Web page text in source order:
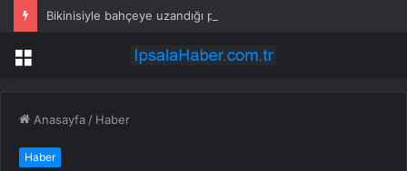
Bikinisiyle bahçeye uzandığı poza beğeni yağdı
Menü
Anasayfa / Haber
Haber